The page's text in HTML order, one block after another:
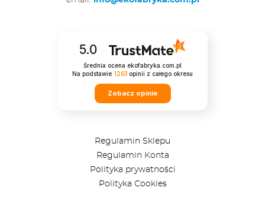
5.0
Średnia ocena ekofabryka.com.pl
Na podstawie 1263opinii z całego okresu
Zobacz opinie
Regulamin Sklepu
Regulamin Konta
Polityka prywatności
Polityka Cookies